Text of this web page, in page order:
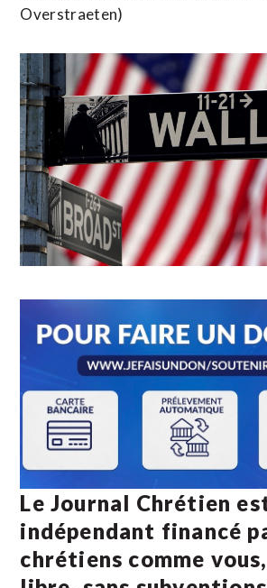
Overstraeten)
Le Journal Chrétien
indépendant financé
chrétiens comme